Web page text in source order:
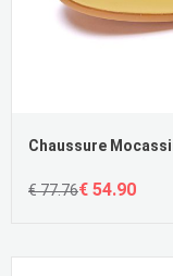
€ 77.76€ 54.90